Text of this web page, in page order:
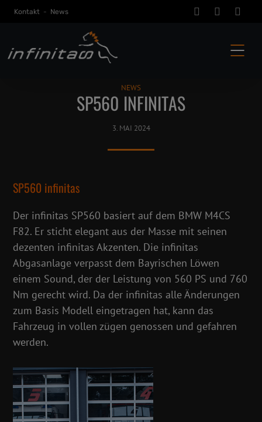
Kontakt - News
NEWS
SP560 INFINITAS
3. MAI 2024
SP560 infinitas
Der infinitas SP560 basiert auf dem BMW M4CS
F82. Er sticht elegant aus der Masse mit seinen
dezenten infinitas Akzenten. Die infinitas
Abgasanlage verpasst dem Bayrischen Löwen
einem Sound, der der Leistung von 560 PS und 760
Nm gerecht wird. Da der infinitas alle Änderungen
zum Basis Modell eingetragen hat, kann das
Fahrzeug in vollen zügen genossen und gefahren
werden.